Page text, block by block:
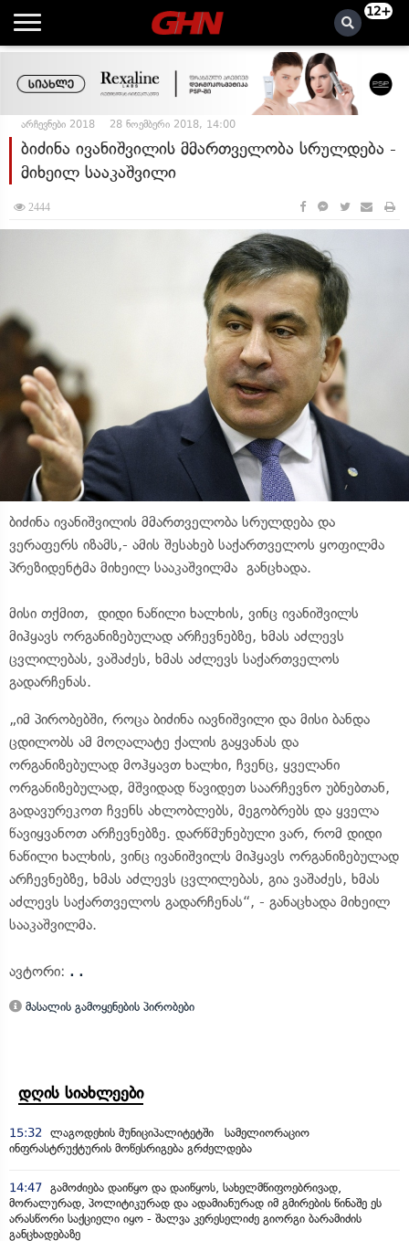
12+
არჩევნები 2018 28 ნოემბერი 2018, 14:00
ბიძინა ივანიშვილის მმართველობა სრულდება -
მიხეილ სააკაშვილი
2444
ბიძინა ივანიშვილის მმართველობა სრულდება და
ვერაფერს იზამს,- ამის შესახებ საქართველოს ყოფილმა
პრეზიდენტმა მიხეილ სააკაშვილმა განცხადა.
მისი თქმით, დიდი ნაწილი ხალხის, ვინც ივანიშვილს
მიჰყავს ორგანიზებულად არჩევნებზე, ხმას აძლევს
ცვლილებას, ვაშაძეს, ხმას აძლევს საქართველოს
გადარჩენას.
„იმ პირობებში, როცა ბიძინა იავნიშვილი და მისი ბანდა
ცდილობს ამ მოღალატე ქალის გაყვანას და
ორგანიზებულად მოჰყავთ ხალხი, ჩვენც, ყველანი
ორგანიზებულად, მშვიდად წავიდეთ საარჩევნო უბნებთან,
გადავურეკოთ ჩვენს ახლობლებს, მეგობრებს და ყველა
წავიყვანოთ არჩევნებზე. დარწმუნებული ვარ, რომ დიდი
ნაწილი ხალხის, ვინც ივანიშვილს მიჰყავს ორგანიზებულად
არჩევნებზე, ხმას აძლევს ცვლილებას, გია ვაშაძეს, ხმას
აძლევს საქართველოს გადარჩენას“, - განაცხადა მიხეილ
სააკაშვილმა.
ავტორი: . .
მასალის გამოყენების პირობები
დღის სიახლეები
15:32
ლაგოდეხის მუნიციპალიტეტში სამელიორაციო
ინფრასტრუქტურის მოწესრიგება გრძელდება
14:47 გამოძიება დაიწყო და დაიწყოს, სახელმწიფოებრივად,
მორალურად, პოლიტიკურად და ადამიანურად იმ გმირების წინაშე ეს
არასწორი საქციელი იყო - შალვა კერესელიძე გიორგი ბარამიძის
განცხადებაზე